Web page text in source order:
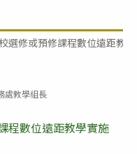
校選修或預修課程數位遠距
處教學組長
程數位遠距教學實施